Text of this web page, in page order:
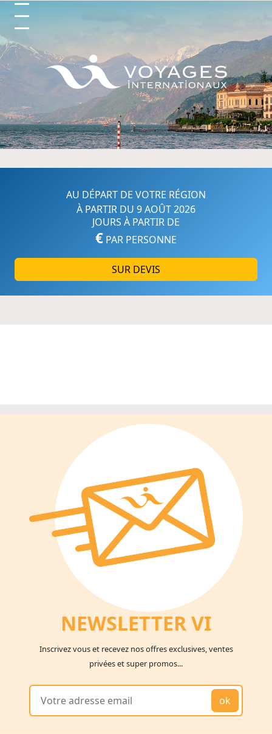
Circuits et Séjours en France,
AU DÉPART DE VOTRE RÉGION
À PARTIR DU 9 AOÛT 2026
JOURS À PARTIR DE
€ PAR PERSONNE
SUR DEVIS
NEWSLETTER VI
Inscrivez vous et recevez nos offres exclusives, ventes
privées et super promos...
ok